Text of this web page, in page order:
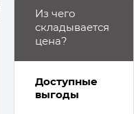
Из чего
складывается
цена?
Доступные
выгоды